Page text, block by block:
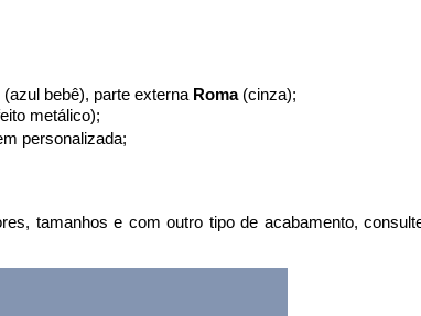
(azul bebê), parte externa Roma(cinza);
metálico);
personalizada;
tamanhos e com outro tipo de acabamento,